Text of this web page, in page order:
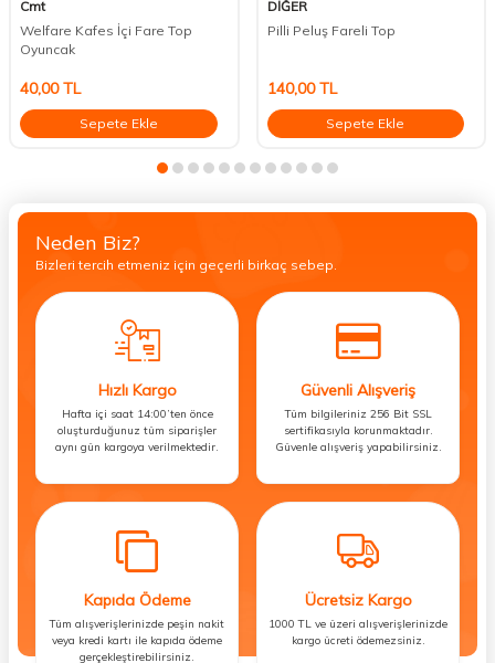
Cmt
Welfare Kafes İçi Fare Top
Oyuncak
40,00TL
Sepete Ekle
DİĞER
Pilli Peluş Fareli Top
140,00TL
Sepete Ekle
Neden Biz?
Bizleri tercih etmeniz için geçerli birkaç sebep.
Hızlı Kargo
Hafta içi saat 14:00’ten önce
oluşturduğunuz tüm siparişler
aynı gün kargoya verilmektedir.
Güvenli Alışveriş
Tüm bilgileriniz 256 Bit SSL
sertifikasıyla korunmaktadır.
Güvenle alışveriş yapabilirsiniz.
Kapıda Ödeme
Tüm alışverişlerinizde peşin nakit
veya kredi kartı ile kapıda ödeme
gerçekleştirebilirsiniz.
Ücretsiz Kargo
1000 TL ve üzeri alışverişlerinizde
kargo ücreti ödemezsiniz.